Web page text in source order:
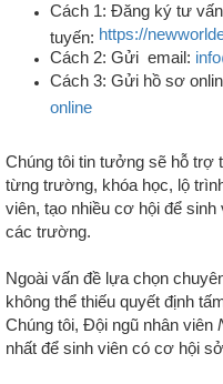
Cách 1: Đăng ký tư
tuyến: https://
Cách 2: Gửi email:
Cách 3: Gửi hồ sơ
online
Chúng tôi tin tưởng sẽ hỗ trợ
từng trường, khóa học, lộ
viên, tạo nhiều cơ hội để
các trường.
Ngoài vấn đề lựa chọn
không thể thiếu quyết định
Chúng tôi, Đội ngũ nhân viên
nhất để sinh viên có cơ hội